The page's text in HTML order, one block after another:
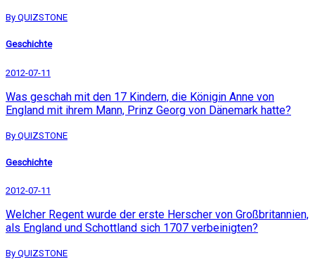
By QUIZSTONE
Geschichte
2012-07-11
Was geschah mit den 17 Kindern, die Königin Anne von
England mit ihrem Mann, Prinz Georg von Dänemark hatte?
By QUIZSTONE
Geschichte
2012-07-11
Welcher Regent wurde der erste Herscher von Großbritannien,
als England und Schottland sich 1707 verbeinigten?
By QUIZSTONE